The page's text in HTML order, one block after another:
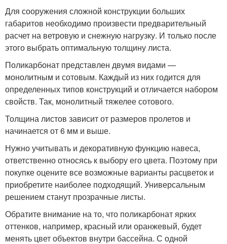
Для сооружения сложной конструкции больших
габаритов необходимо произвести предварительный
расчет на ветровую и снежную нагрузку. И только после
этого выбрать оптимальную толщину листа.
Поликарбонат представлен двумя видами —
монолитным и сотовым. Каждый из них годится для
определенных типов конструкций и отличается набором
свойств. Так, монолитный тяжелее сотового.
Толщина листов зависит от размеров пролетов и
начинается от 6 мм и выше.
Нужно учитывать и декоративную функцию навеса,
ответственно относясь к выбору его цвета. Поэтому при
покупке оцените все возможные варианты расцветок и
приобретите наиболее подходящий. Универсальным
решением станут прозрачные листы.
Обратите внимание на то, что поликарбонат ярких
оттенков, например, красный или оранжевый, будет
менять цвет объектов внутри бассейна. С одной